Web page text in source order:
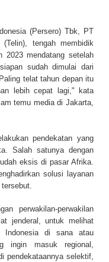
(Persero) Tbk, PT
(Telin), tengah membidik
2023 mendatang setelah
sudah dimulai dari
telat tahun depan itu
lebih cepat lagi," kata
temu media di Jakarta,
pendekatan yang
Salah satunya dengan
eksis di pasar Afrika.
solusi layanan
perwakilan-perwakilan
jenderal, untuk melihat
Indonesia di sana atau
ingin masuk regional,
pendekataannya selektif,